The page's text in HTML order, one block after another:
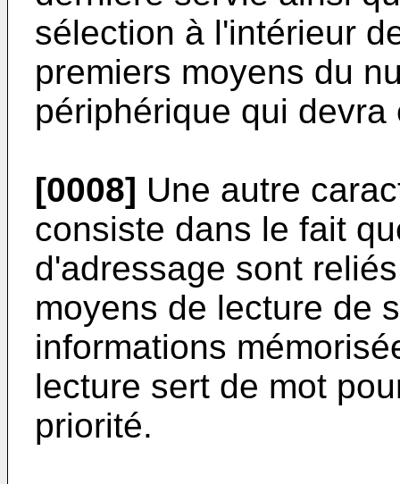
sélection à l'intérieur
premiers moyens du
périphérique qui devra
[0008] Une autre
consiste dans le fait
d'adressage sont
moyens de lecture de
informations
lecture sert de mot
priorité.